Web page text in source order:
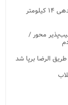
چالوس آماده جهشی تازه در مسیر توسعه/ از ساماندهی ۱۴ کیلومتر
محور /